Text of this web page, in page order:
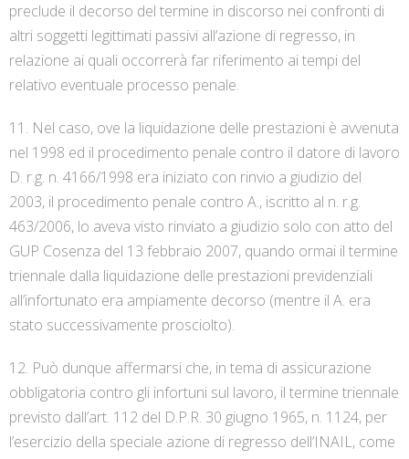
preclude il decorso del termine in discorso nei confronti di
altri soggetti legittimati passivi all’azione di regresso, in
relazione ai quali occorrerà far riferimento ai tempi del
relativo eventuale processo penale.
11. Nel caso, ove la liquidazione delle prestazioni è avvenuta
nel 1998 ed il procedimento penale contro il datore di lavoro
D. r.g. n. 4166/1998 era iniziato con rinvio a giudizio del
2003, il procedimento penale contro A., iscritto al n. r.g.
463/2006, lo aveva visto rinviato a giudizio solo con atto del
GUP Cosenza del 13 febbraio 2007, quando ormai il termine
triennale dalla liquidazione delle prestazioni previdenziali
all’infortunato era ampiamente decorso (mentre il A. era
stato successivamente prosciolto).
12. Può dunque affermarsi che, in tema di assicurazione
obbligatoria contro gli infortuni sul lavoro, il termine triennale
previsto dall’art. 112 del D.P.R. 30 giugno 1965, n. 1124, per
l’esercizio della speciale azione di regresso dell’INAIL, come